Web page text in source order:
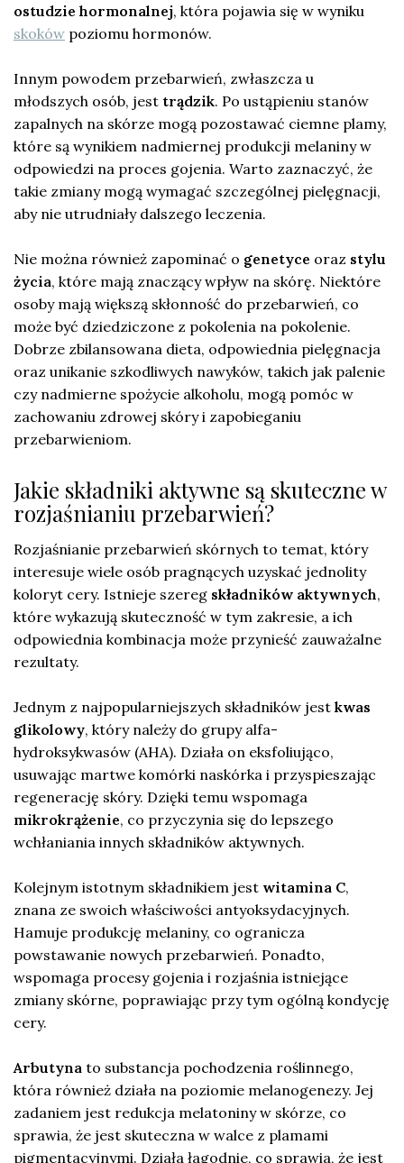
ostudzie hormonalnej, która pojawia się w wyniku
skoków poziomu hormonów.
Innym powodem przebarwień, zwłaszcza u
młodszych osób, jest trądzik. Po ustąpieniu stanów
zapalnych na skórze mogą pozostawać ciemne plamy,
które są wynikiem nadmiernej produkcji melaniny w
odpowiedzi na proces gojenia. Warto zaznaczyć, że
takie zmiany mogą wymagać szczególnej pielęgnacji,
aby nie utrudniały dalszego leczenia.
Nie można również zapominać o genetyce oraz stylu
życia, które mają znaczący wpływ na skórę. Niektóre
osoby mają większą skłonność do przebarwień, co
może być dziedziczone z pokolenia na pokolenie.
Dobrze zbilansowana dieta, odpowiednia pielęgnacja
oraz unikanie szkodliwych nawyków, takich jak palenie
czy nadmierne spożycie alkoholu, mogą pomóc w
zachowaniu zdrowej skóry i zapobieganiu
przebarwieniom.
Jakie składniki aktywne są skuteczne w
rozjaśnianiu przebarwień?
Rozjaśnianie przebarwień skórnych to temat, który
interesuje wiele osób pragnących uzyskać jednolity
koloryt cery. Istnieje szereg składników aktywnych,
które wykazują skuteczność w tym zakresie, a ich
odpowiednia kombinacja może przynieść zauważalne
rezultaty.
Jednym z najpopularniejszych składników jest kwas
glikolowy, który należy do grupy alfa-
hydroksykwasów (AHA). Działa on eksfoliująco,
usuwając martwe komórki naskórka i przyspieszając
regenerację skóry. Dzięki temu wspomaga
mikrokrążenie, co przyczynia się do lepszego
wchłaniania innych składników aktywnych.
Kolejnym istotnym składnikiem jest witamina C,
znana ze swoich właściwości antyoksydacyjnych.
Hamuje produkcję melaniny, co ogranicza
powstawanie nowych przebarwień. Ponadto,
wspomaga procesy gojenia i rozjaśnia istniejące
zmiany skórne, poprawiając przy tym ogólną kondycję
cery.
Arbutyna to substancja pochodzenia roślinnego,
która również działa na poziomie melanogenezy. Jej
zadaniem jest redukcja melatoniny w skórze, co
sprawia, że jest skuteczna w walce z plamami
pigmentacyjnymi. Działa łagodnie, co sprawia, że jest